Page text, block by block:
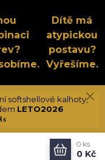
Dítě má
atypickou
postavu?
Vyřešíme.
softshellové kalhoty,
LETO2026
0 ks
0 Kč